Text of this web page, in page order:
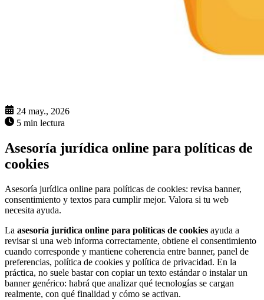
24 may., 2026
5 min lectura
Asesoría jurídica online para políticas de
cookies
Asesoría jurídica online para políticas de cookies: revisa banner,
consentimiento y textos para cumplir mejor. Valora si tu web
necesita ayuda.
La asesoría jurídica online para políticas de cookies ayuda a
revisar si una web informa correctamente, obtiene el consentimiento
cuando corresponde y mantiene coherencia entre banner, panel de
preferencias, política de cookies y política de privacidad. En la
práctica, no suele bastar con copiar un texto estándar o instalar un
banner genérico: habrá que analizar qué tecnologías se cargan
realmente, con qué finalidad y cómo se activan.